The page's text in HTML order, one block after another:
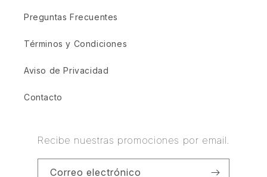
Preguntas Frecuentes
Términos y Condiciones
Aviso de Privacidad
Contacto
Recibe nuestras promociones por email.
Correo electrónico